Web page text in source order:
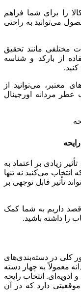
را برای شما فراهم
می‌توانید به راحتی
مختلفی مانند تحقیق
از بارکد و شناسه
معتبر، می‌توانید از
مردانه اورجینال
زیادی بر اعتماد به
می‌کنید نه تنها
تأثیر قابل توجهی بر
قصد داریم به شما کمک
را داشته باشید.
کلی در دسته‌بندی‌های
معمولاً به چهار دسته
انتخاب رایحه
دارد که در آن